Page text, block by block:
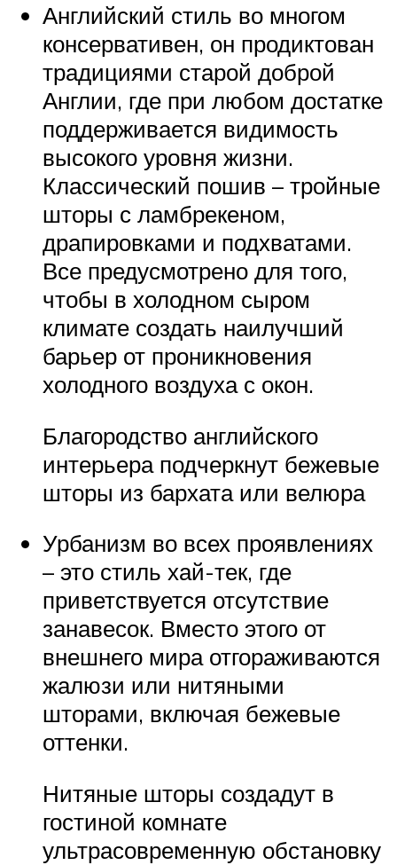
Английский стиль во многом
консервативен, он продиктован
традициями старой доброй
Англии, где при любом достатке
поддерживается видимость
высокого уровня жизни.
Классический пошив – тройные
шторы с ламбрекеном,
драпировками и подхватами.
Все предусмотрено для того,
чтобы в холодном сыром
климате создать наилучший
барьер от проникновения
холодного воздуха с окон.
Благородство английского
интерьера подчеркнут бежевые
шторы из бархата или велюра
Урбанизм во всех проявлениях
– это стиль хай-тек, где
приветствуется отсутствие
занавесок. Вместо этого от
внешнего мира отгораживаются
жалюзи или нитяными
шторами, включая бежевые
оттенки.
Нитяные шторы создадут в
гостиной комнате
ультрасовременную обстановку